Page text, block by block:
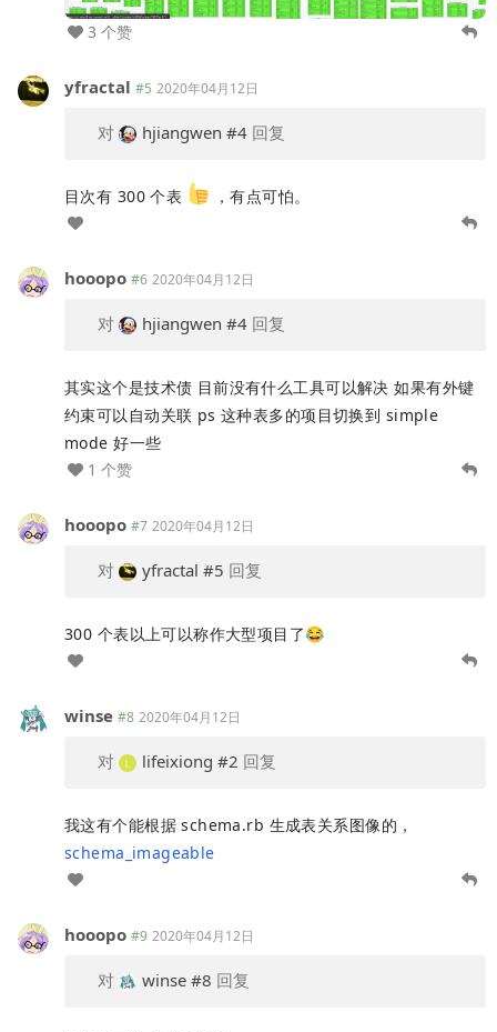
3 个赞
yfractal #5 2020年04月12日
对 hjiangwen #4 回复
目次有 300 个表 ，有点可怕。
hooopo #6 2020年04月12日
对 hjiangwen #4 回复
其实这个是技术债 目前没有什么工具可以解决 如果有外键
约束可以自动关联 ps 这种表多的项目切换到 simple
mode 好一些
1 个赞
hooopo #7 2020年04月12日
对 yfractal #5 回复
300 个表以上可以称作大型项目了😂
winse #8 2020年04月12日
对 lifeixiong #2 回复
我这有个能根据 schema.rb 生成表关系图像的，
schema_imageable
hooopo #9 2020年04月12日
对 winse #8 回复